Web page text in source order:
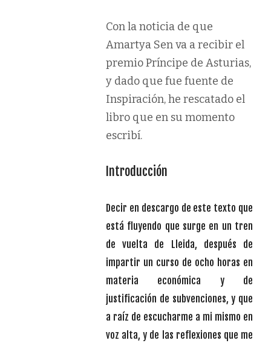
Con la noticia de que
Amartya Sen va a recibir el
premio Príncipe de Asturias,
y dado que fue fuente de
Inspiración, he rescatado el
libro que en su momento
escribí.
Introducción
Decir en descargo de este texto que
está fluyendo que surge en un tren
de vuelta de Lleida, después de
impartir un curso de ocho horas en
materia económica y de
justificación de subvenciones, y que
a raíz de escucharme a mi mismo en
voz alta, y de las reflexiones que me